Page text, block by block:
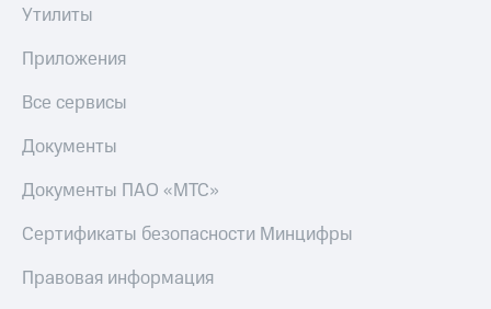
Утилиты
Приложения
Все сервисы
Документы
Документы ПАО «МТС»
Сертификаты безопасности Минцифры
Правовая информация